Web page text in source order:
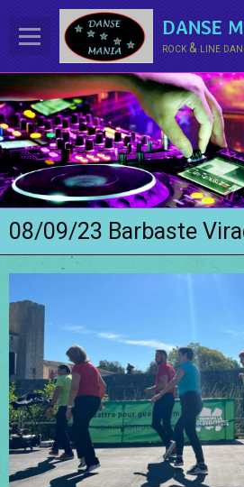
DANSE
rock & line
ACCUEIL
LE CLUB
La LINE DANCE
Le ROCK
Groupe Démo - Animations
PHOTOS
BONUS
Contact
Annuaire
08/09/23 Barbaste